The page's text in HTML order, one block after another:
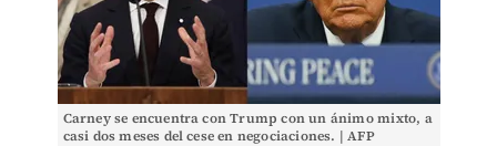
Carney se encuentra con Trump con un ánimo mixto, a
casi dos meses del cese en negociaciones. | AFP